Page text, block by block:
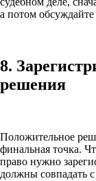
а потом обсуждайте
8.
решения
Положительное
финальная точка.
право нужно
должны совпадать